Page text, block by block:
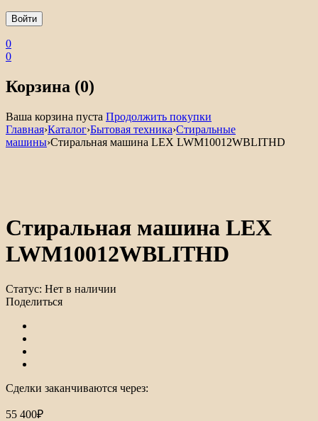
0
0
Корзина (0)
Ваша корзина пуста Продолжить покупки
Главная›Каталог›Бытовая техника›Стиральные
машины›Стиральная машина LEX LWM10012WBLITHD
Стиральная машина LEX
LWM10012WBLITHD
Статус: Нет в наличии
Поделиться
Сделки заканчиваются через:
55 400₽